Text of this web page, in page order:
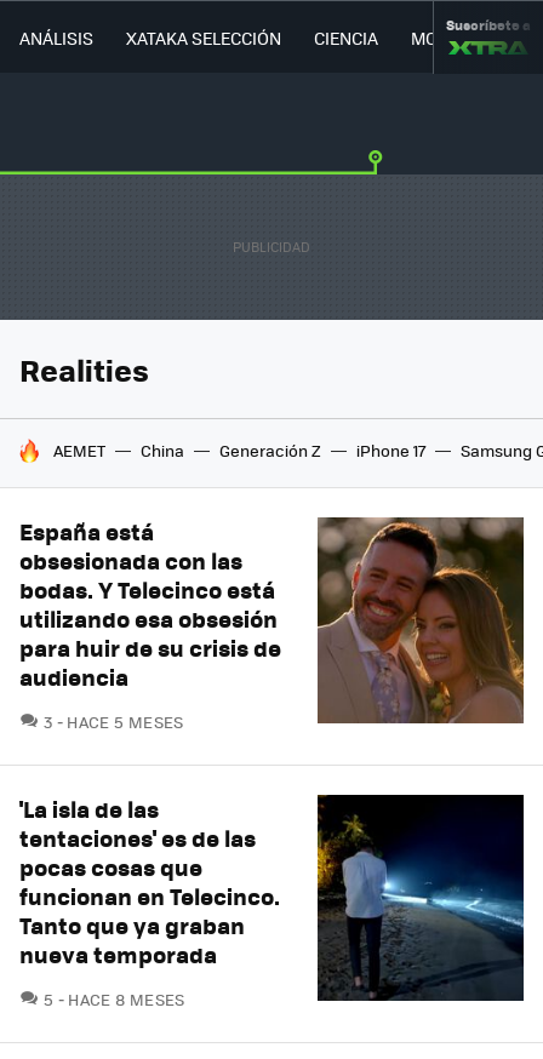
ANÁLISIS XATAKA SELECCIÓN CIENCIA MOVILIDAD
Suscríbete a
Realities
HOY SE HABLA DE
AEMET China Generación Z iPhone 17 Samsung
España está
obsesionada con las
bodas. Y Telecinco está
utilizando esa obsesión
para huir de su crisis de
audiencia
3 COMENTARIOS
HACE 5 MESES
'La isla de las
tentaciones' es de las
pocas cosas que
funcionan en Telecinco.
Tanto que ya graban
nueva temporada
5 COMENTARIOS
HACE 8 MESES